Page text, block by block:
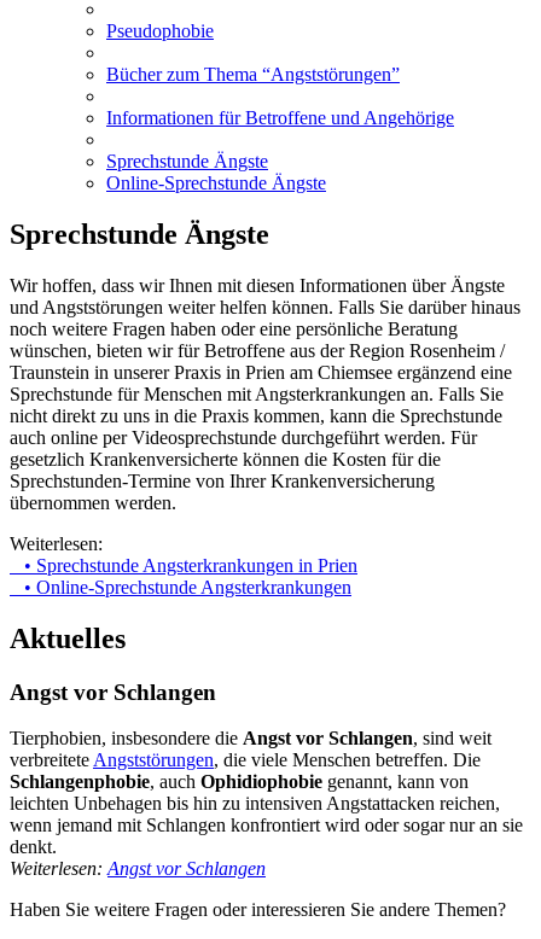
Pseudophobie
Bücher zum Thema “Angststörungen”
Informationen für Betroffene und Angehörige
Sprechstunde Ängste
Online-Sprechstunde Ängste
Sprechstunde Ängste
Wir hoffen, dass wir Ihnen mit diesen Informationen über Ängste
und Angststörungen weiter helfen können. Falls Sie darüber hinaus
noch weitere Fragen haben oder eine persönliche Beratung
wünschen, bieten wir für Betroffene aus der Region Rosenheim /
Traunstein in unserer Praxis in Prien am Chiemsee ergänzend eine
Sprechstunde für Menschen mit Angsterkrankungen an. Falls Sie
nicht direkt zu uns in die Praxis kommen, kann die Sprechstunde
auch online per Videosprechstunde durchgeführt werden. Für
gesetzlich Krankenversicherte können die Kosten für die
Sprechstunden-Termine von Ihrer Krankenversicherung
übernommen werden.
Weiterlesen:
• Sprechstunde Angsterkrankungen in Prien
• Online-Sprechstunde Angsterkrankungen
Aktuelles
Angst vor Schlangen
Tierphobien, insbesondere die Angst vor Schlangen, sind weit
verbreitete Angststörungen, die viele Menschen betreffen. Die
Schlangenphobie, auch Ophidiophobie genannt, kann von
leichten Unbehagen bis hin zu intensiven Angstattacken reichen,
wenn jemand mit Schlangen konfrontiert wird oder sogar nur an sie
denkt.
Weiterlesen: Angst vor Schlangen
Haben Sie weitere Fragen oder interessieren Sie andere Themen?